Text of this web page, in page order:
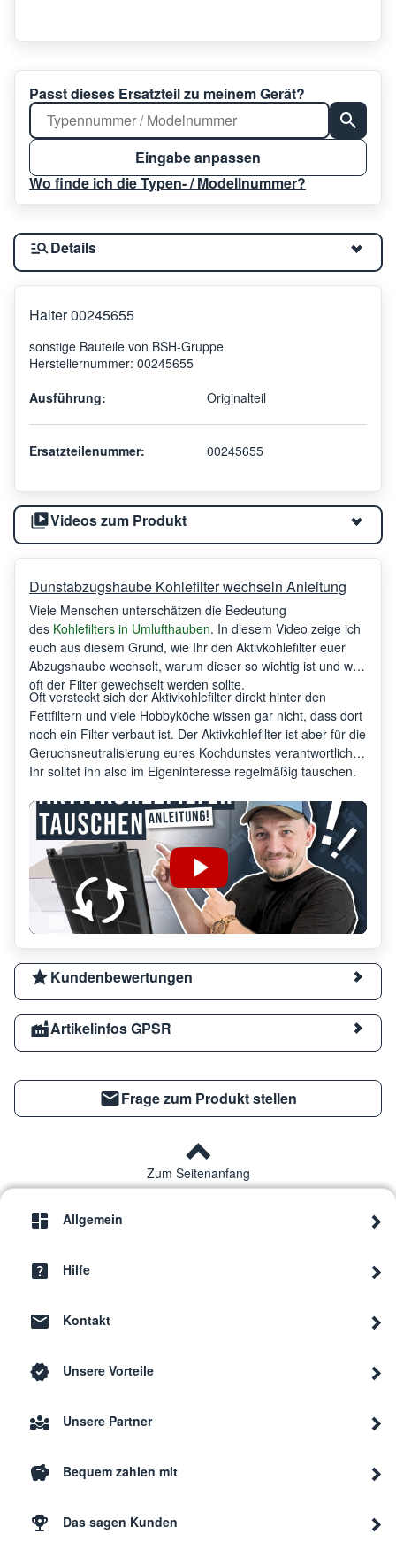
Passt dieses Ersatzteil zu meinem Gerät?
Eingabe anpassen
Wo finde ich die Typen- / Modellnummer?
Details
Halter 00245655
sonstige Bauteile von BSH-Gruppe
Herstellernummer: 00245655
Ausführung:
Originalteil
Ersatzteilenummer: 00245655
Videos zum Produkt
Dunstabzugshaube Kohlefilter wechseln Anleitung
Viele Menschen unterschätzen die Bedeutung
des Kohlefilters in Umlufthauben. In diesem Video zeige ich
euch aus diesem Grund, wie Ihr den Aktivkohlefilter euer
Abzugshaube wechselt, warum dieser so wichtig ist und wie
oft der Filter gewechselt werden sollte.
Oft versteckt sich der Aktivkohlefilter direkt hinter den
Fettfiltern und viele Hobbyköche wissen gar nicht, dass dort
noch ein Filter verbaut ist. Der Aktivkohlefilter ist aber für die
Geruchsneutralisierung eures Kochdunstes verantwortlich.
Ihr solltet ihn also im Eigeninteresse regelmäßig tauschen.
Kundenbewertungen
Artikelinfos GPSR
Frage zum Produkt stellen
Zum Seitenanfang
Allgemein
Hilfe
Kontakt
Unsere Vorteile
Unsere Partner
Bequem zahlen mit
Das sagen Kunden